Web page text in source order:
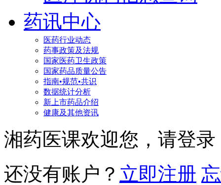
药讯中心
医药行业动态
药事政策及法规
国家医药卫生政策
国家药品质量公告
指南•规范•共识
数据统计分析
新上市药品介绍
健康及其他资讯
湘药医课欢迎您，请登录
还没有账户？ 立即注册